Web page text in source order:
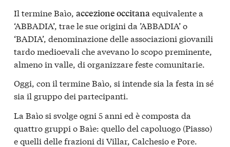
Il termine Baìo, accezione occitanaequivalente a
‘ABBADIA’, trae le sue origini da ’ABBADIA’ o
‘BADIA’, denominazione delle associazioni giovanili
tardo medioevali che avevano lo scopo preminente,
almeno in valle, di organizzare feste comunitarie.
Oggi, con il termine Baìo, si intende sia la festa in sé
sia il gruppo dei partecipanti.
La Baìo si svolge ogni 5 anni ed è composta da
quattro gruppi o Baìe: quello del capoluogo (Piasso)
e quelli delle frazioni di Villar, Calchesio e Pore.